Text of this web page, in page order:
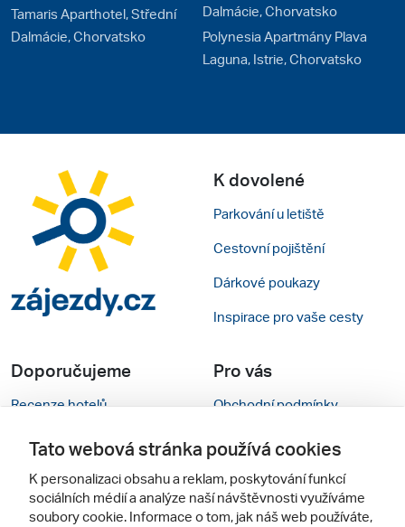
Tamaris Aparthotel, Střední
Dalmácie, Chorvatsko
Dalmácie, Chorvatsko
Polynesia Apartmány Plava
Laguna, Istrie, Chorvatsko
K dovolené
Parkování u letiště
Cestovní pojištění
Dárkové poukazy
Inspirace pro vaše cesty
Doporučujeme
Recenze hotelů
Rady na cestu
Cestovní kanceláře
Zájazdy.sk
Pro vás
Obchodní podmínky
Kontakty
Nastavení cookies
Mobilní verze webu
Tato webová stránka používá cookies
K personalizaci obsahu a reklam, poskytování funkcí
sociálních médií a analýze naší návštěvnosti využíváme
soubory cookie. Informace o tom, jak náš web používáte,